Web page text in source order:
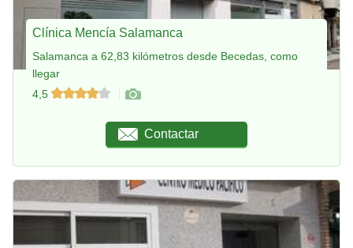
Clínica Mencía Salamanca
Salamanca a 62,83 kilómetros desde Becedas, como
llegar
4,5
Contactar